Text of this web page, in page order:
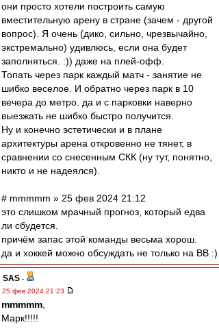
они просто хотели построить самую
вместительную арену в стране (зачем - другой
вопрос). Я очень (дико, сильно, чрезвычайно,
экстремально) удивлюсь, если она будет
заполняться. :)) даже на плей-офф.
Топать через парк каждый матч - занятие не
шибко веселое. И обратно через парк в 10
вечера до метро. да и с парковки наверно
выезжать не шибко быстро получится.
Ну и конечно эстетически и в плане
архитектуры арена откровенно не тянет, в
сравнении со снесенным СКК (ну тут, понятно,
никто и не надеялся).
# mmmmm » 25 фев 2024 21:12
это слишком мрачный прогноз, который едва
ли сбудется.
причём запас этой команды весьма хорош.
да и хоккей можно обсуждать не только на ВВ :)
SAS -
25 фев 2024 21:23
mmmmm
Марк!!!!!